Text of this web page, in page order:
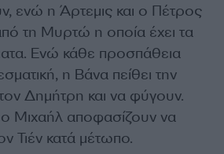
ενώ η Άρτεμις και ο Πέτρος
τη Μυρτώ η οποία έχει τα
Ενώ κάθε προσπάθεια
η Βάνα πείθει την
Δημήτρη και να φύγουν.
ο Μιχαήλ αποφασίζουν να
Τιέν κατά μέτωπο.